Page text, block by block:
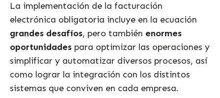
La implementación de la facturación
electrónica obligatoria incluye en la ecuación
grandes desafíos, pero también enormes
oportunidades para optimizar las operaciones y
simplificar y automatizar diversos procesos, así
como lograr la integración con los distintos
sistemas que conviven en cada empresa.